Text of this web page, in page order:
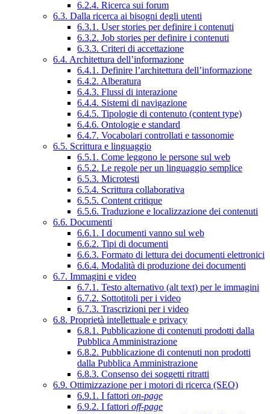
6.2.4. Ricerca sui forum
6.3. Dalla ricerca ai bisogni degli utenti
6.3.1. User stories per definire i contenuti
6.3.2. Job stories per definire i contenuti
6.3.3. Criteri di accettazione
6.4. Architettura dell’informazione
6.4.1. Definire l’architettura dell’informazione
6.4.2. Alberatura
6.4.3. Flussi di interazione
6.4.4. Sistemi di navigazione
6.4.5. Tipologie di contenuto (content type)
6.4.6. Ontologie e standard
6.4.7. Vocabolari controllati e tassonomie
6.5. Scrittura e linguaggio
6.5.1. Come leggono le persone sul web
6.5.2. Le regole per un linguaggio semplice
6.5.3. Microtesti
6.5.4. Scrittura collaborativa
6.5.5. Content critique
6.5.6. Traduzione e localizzazione dei contenuti
6.6. Documenti
6.6.1. I documenti vanno sul web
6.6.2. Tipi di documenti
6.6.3. Formato di lettura dei documenti elettronici
6.6.4. Modalità di produzione dei documenti
6.7. Immagini e video
6.7.1. Testo alternativo (alt text) per le immagini
6.7.2. Sottotitoli per i video
6.7.3. Trascrizioni per i video
6.8. Proprietà intellettuale e privacy
6.8.1. Pubblicazione di contenuti prodotti dalla
Pubblica Amministrazione
6.8.2. Pubblicazione di contenuti non prodotti
dalla Pubblica Amministrazione
6.8.3. Consenso dei soggetti ritratti
6.9. Ottimizzazione per i motori di ricerca (SEO)
6.9.1. I fattori on-page
6.9.2. I fattori off-page